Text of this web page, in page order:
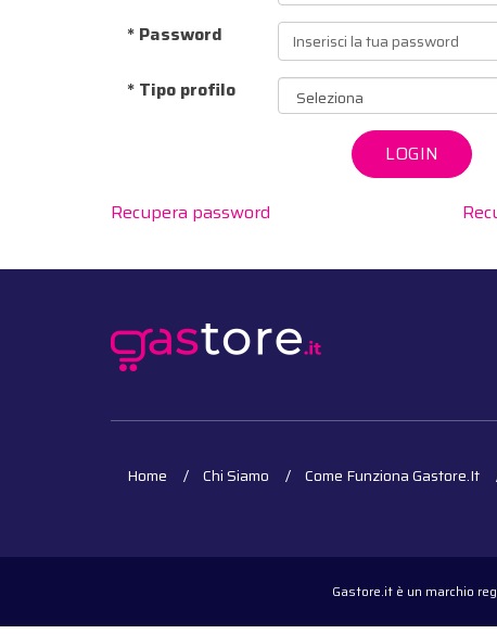
* Password
* Tipo profilo
LOGIN
Recupera password
Home Chi Siamo Come Funziona Gastore.it
Gastore.it è un marchio